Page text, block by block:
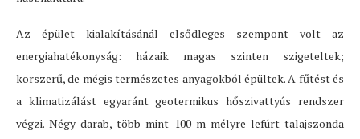
Az épület kialakításánál elsődleges szempont volt az
energiahatékonyság: házaik magas szinten szigeteltek;
korszerű, de mégis természetes anyagokból épültek. A fűtést és
a klimatizálást egyaránt geotermikus hőszivattyús rendszer
végzi. Négy darab, több mint 100 m mélyre lefúrt talajszonda